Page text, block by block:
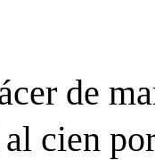
de
cien